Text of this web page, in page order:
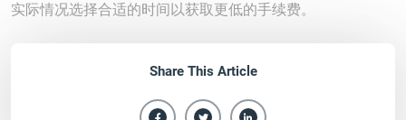
实际情况选择合适的时间以获取更低的手续费。
Share This Article